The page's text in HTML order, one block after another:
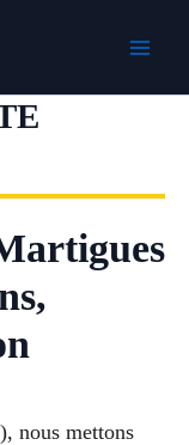
nous mettons